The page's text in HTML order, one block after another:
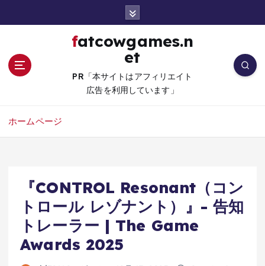
fatcowgames.n
et
PR「本サイトはアフィリエイト
広告を利用しています」
ホームページ
『CONTROL Resonant（コン
トロール レゾナント）』- 告知
トレーラー | The Game
Awards 2025